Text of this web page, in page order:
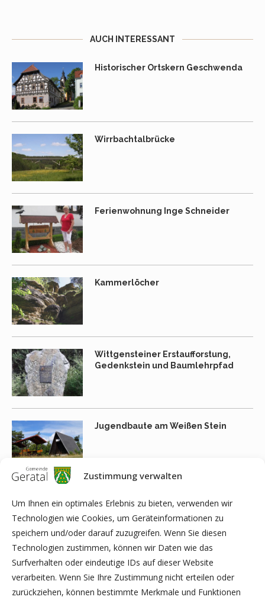
Zustimmung verwalten
Um Ihnen ein optimales Erlebnis zu bieten, verwenden wir
Technologien wie Cookies, um Geräteinformationen zu
speichern und/oder darauf zuzugreifen. Wenn Sie diesen
Technologien zustimmen, können wir Daten wie das
Surfverhalten oder eindeutige IDs auf dieser Website
verarbeiten. Wenn Sie Ihre Zustimmung nicht erteilen oder
zurückziehen, können bestimmte Merkmale und Funktionen
AUCH INTERESSANT
Historischer Ortskern Geschwenda
Wirrbachtalbrücke
Ferienwohnung Inge Schneider
Kammerlöcher
Wittgensteiner Erstaufforstung,
Gedenkstein und Baumlehrpfad
Jugendbaute am Weißen Stein
Kammberg-Glöckchen